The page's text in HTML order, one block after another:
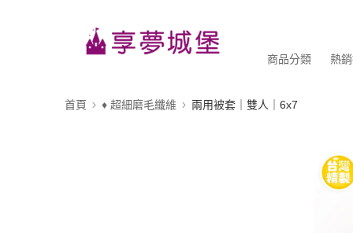
商品分類 熱
首頁 ♦ 超細磨毛纖維 兩用被套｜雙人｜6x7